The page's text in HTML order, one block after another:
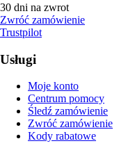
30 dni na zwrot
Zwróć zamówienie
Trustpilot
Usługi
Moje konto
Centrum pomocy
Śledź zamówienie
Zwróć zamówienie
Kody rabatowe